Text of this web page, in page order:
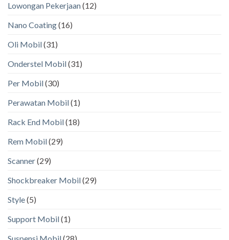
Lowongan Pekerjaan(12)
Nano Coating(16)
Oli Mobil(31)
Onderstel Mobil(31)
Per Mobil(30)
Perawatan Mobil(1)
Rack End Mobil(18)
Rem Mobil(29)
Scanner(29)
Shockbreaker Mobil(29)
Style(5)
Support Mobil(1)